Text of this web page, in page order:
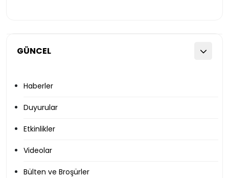
GÜNCEL
Haberler
Duyurular
Etkinlikler
Videolar
Bülten ve Broşürler